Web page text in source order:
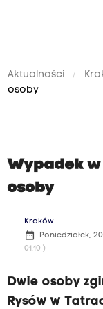
Aktualności
osoby
Wypadek w
osoby
Kraków
date_range Poniedziałek,
01:10 )
Dwie osoby
Rysów w